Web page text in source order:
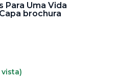
Para Uma Vida
brochura